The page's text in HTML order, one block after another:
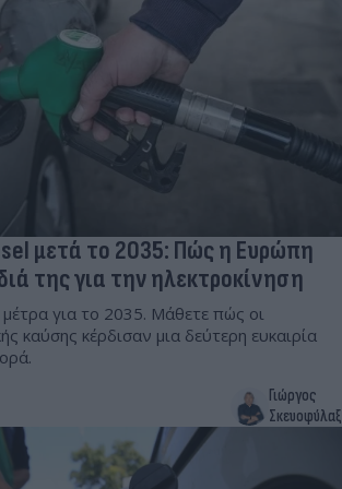
μετά το 2035: Πώς η Ευρώπη
της για την ηλεκτροκίνηση
για το 2035. Μάθετε πώς οι
καύσης κέρδισαν μια δεύτερη ευκαιρία
Γιώργος
Σκευοφύλαξ